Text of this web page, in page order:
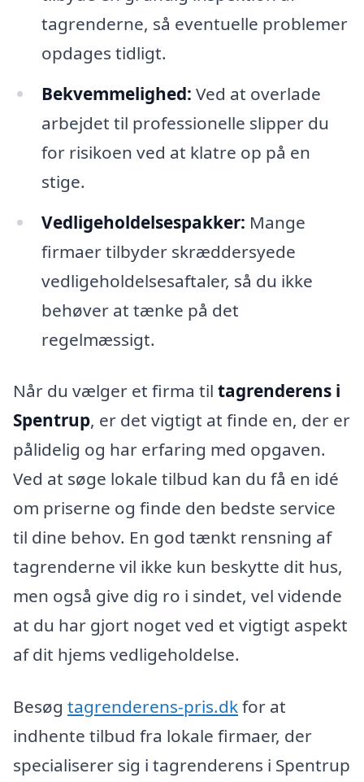
tagrenderne, så eventuelle problemer
opdages tidligt.
Bekvemmelighed: Ved at overlade
arbejdet til professionelle slipper du
for risikoen ved at klatre op på en
stige.
Vedligeholdelsespakker: Mange
firmaer tilbyder skræddersyede
vedligeholdelsesaftaler, så du ikke
behøver at tænke på det
regelmæssigt.
Når du vælger et firma til tagrenderens i
Spentrup, er det vigtigt at finde en, der er
pålidelig og har erfaring med opgaven.
Ved at søge lokale tilbud kan du få en idé
om priserne og finde den bedste service
til dine behov. En god tænkt rensning af
tagrenderne vil ikke kun beskytte dit hus,
men også give dig ro i sindet, vel vidende
at du har gjort noget ved et vigtigt aspekt
af dit hjems vedligeholdelse.
Besøg tagrenderens-pris.dkfor at
indhente tilbud fra lokale firmaer, der
specialiserer sig i tagrenderens i Spentrup